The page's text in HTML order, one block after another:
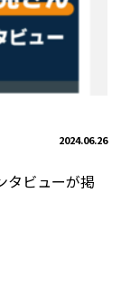
2024.06.26
タビューが掲